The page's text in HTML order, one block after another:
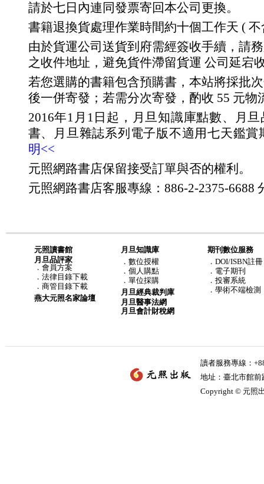
請於七日內連同發票寄回本公司更換。
書籍退換貨處理作業時間約十個工作天 (
由於貨運公司送貨到府需經簽收手續，請
之收件地址，避免貨件滯留貨運 公司延宕
若您選購的書籍包含預購書，本站將採批
後一併寄發；若需分次寄發，酌收 55 元物
2016年1月1日起，月旦知識庫點數、月
書、月旦雜誌系列電子版不適用七天鑑賞
明<<
元照網路書店保留接受訂單與否的權利。
元照網路書店客服專線：886-2-2375-6688
元照讀書館
月旦品評家
． 會員方案
． 法律目錄下載
． 商管目錄下載
燕大元照名家論壇
月旦知識庫
． 數位授權
． 個人購點
． 單位採購
月旦經典裁判庫
月旦醫事法網
月旦會計財稅網
期刊數位服務
．DOI/ISBN註冊
．電子期刊
．投審系統
．學術不端檢測
讀者服務專線：
地址：臺北市館
Copyright © 元照